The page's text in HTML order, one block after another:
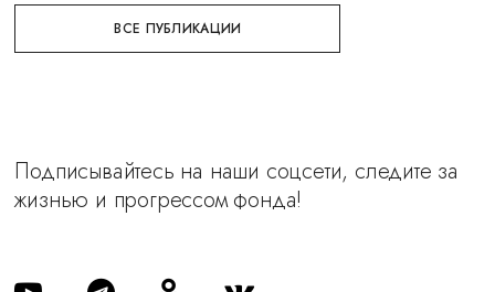
ВСЕ ПУБЛИКАЦИИ
Подписывайтесь на наши соцсети, следите за
жизнью и прогрессом фонда!